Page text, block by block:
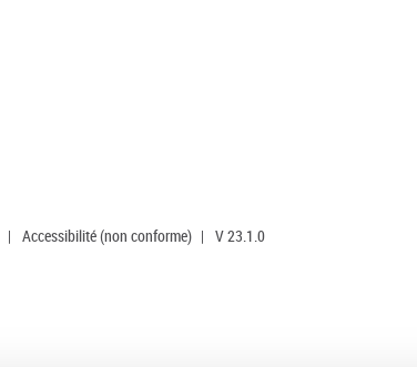
| Accessibilité (non conforme) | V 23.1.0